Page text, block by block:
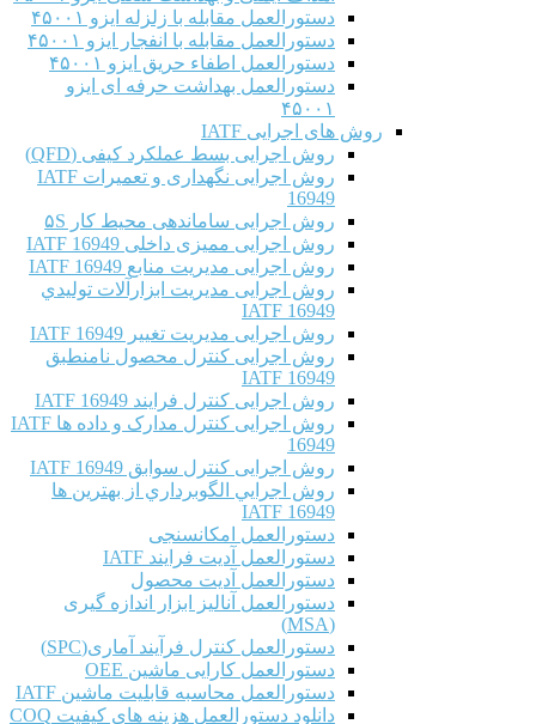
دستورالعمل مقابله با زلزله ایزو ۴۵۰۰۱
دستورالعمل مقابله با انفجار ایزو ۴۵۰۰۱
دستورالعمل اطفاء حریق ایزو ۴۵۰۰۱
دستورالعمل بهداشت حرفه ای ایزو
۴۵۰۰۱
روش های اجرایی IATF
روش اجرایی بسط عملکرد کیفی (QFD)
روش اجرایی نگهداری و تعمیرات IATF
16949
روش اجرایی ساماندهی محیط کار ۵S
روش اجرایی ممیزی داخلی IATF 16949
روش اجرایی مدیریت منابع IATF 16949
روش اجرایی مديريت ابزارآلات توليدي
IATF 16949
روش اجرایی مدیریت تغییر IATF 16949
روش اجرایی کنترل محصول نامنطبق
IATF 16949
روش اجرایی کنترل فرایند IATF 16949
روش اجرایی کنترل مدارک و داده ها IATF
16949
روش اجرایی کنترل سوابق IATF 16949
روش اجرايي الگوبرداري از بهترين ها
IATF 16949
دستورالعمل امکانسنجی
دستورالعمل آدیت فرایند IATF
دستورالعمل آدیت محصول
دستورالعمل آنالیز ابزار اندازه گیری
(MSA)
دستورالعمل کنترل فرآیند آماری(SPC)
دستورالعمل کارایی ماشین OEE
دستورالعمل محاسبه قابلیت ماشین IATF
دانلود دستورالعمل هزینه های کیفیت COQ